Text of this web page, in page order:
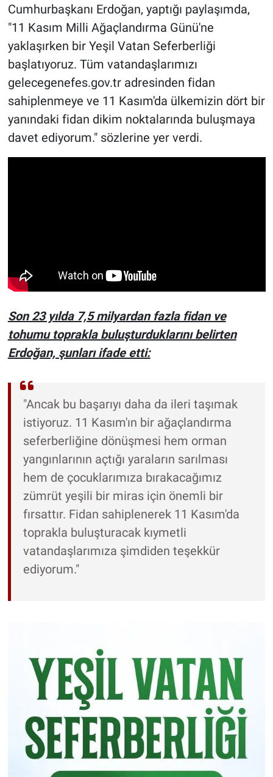
Cumhurbaşkanı Erdoğan, yaptığı paylaşımda,
"11 Kasım Milli Ağaçlandırma Günü'ne
yaklaşırken bir Yeşil Vatan Seferberliği
başlatıyoruz. Tüm vatandaşlarımızı
gelecegenefes.gov.tr adresinden fidan
sahiplenmeye ve 11 Kasım'da ülkemizin dört bir
yanındaki fidan dikim noktalarında buluşmaya
davet ediyorum." sözlerine yer verdi.
Son 23 yılda 7,5 milyardan fazla fidan ve
tohumu toprakla buluşturduklarını belirten
Erdoğan, şunları ifade etti:
"Ancak bu başarıyı daha da ileri taşımak
istiyoruz. 11 Kasım'ın bir ağaçlandırma
seferberliğine dönüşmesi hem orman
yangınlarının açtığı yaraların sarılması
hem de çocuklarımıza bırakacağımız
zümrüt yeşili bir miras için önemli bir
fırsattır. Fidan sahiplenerek 11 Kasım'da
toprakla buluşturacak kıymetli
vatandaşlarımıza şimdiden teşekkür
ediyorum."